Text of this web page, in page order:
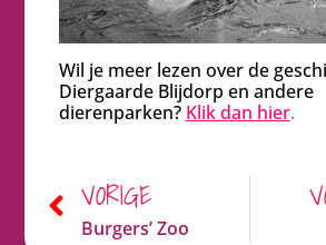
Wil je meer lezen over de
Diergaarde Blijdorp en andere
dierenparken? Klik dan hier.
VORIGE
Burgers’ Zoo